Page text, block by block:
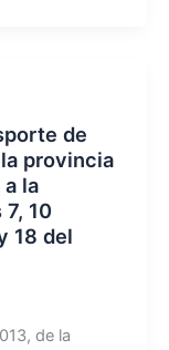
de
provincia
la
10
18 del
de la